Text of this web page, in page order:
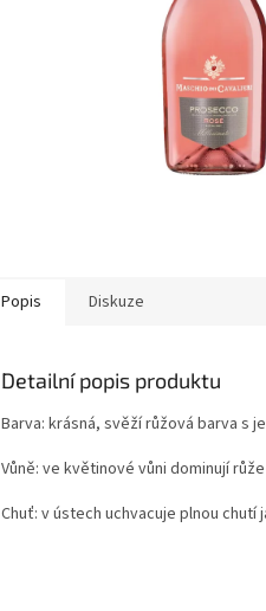
Popis Diskuze
Detailní popis produktu
Barva: krásná, svěží růžová barva s
Vůně: ve květinové vůni dominují
Chuť: v ústech uchvacuje plnou chutí